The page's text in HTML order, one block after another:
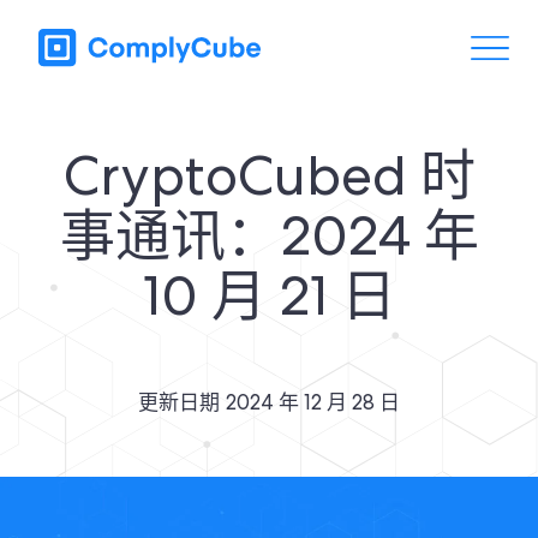
CryptoCubed 时
事通讯：2024 年
10 月 21 日
更新日期 2024 年 12 月 28 日